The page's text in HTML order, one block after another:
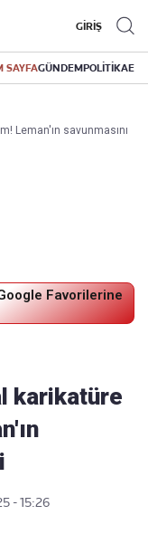
GİRİŞ
SAYFAGÜNDEMPOLİTİKA
Leman'ın savunmasını
Favorilerine
karikatüre
- 15:26